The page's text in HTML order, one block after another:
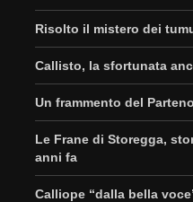
Risolto il mistero dei
Callisto, la sfortunata
Un frammento del
Le Frane di Storegga,
anni fa
Calliope “dalla bella